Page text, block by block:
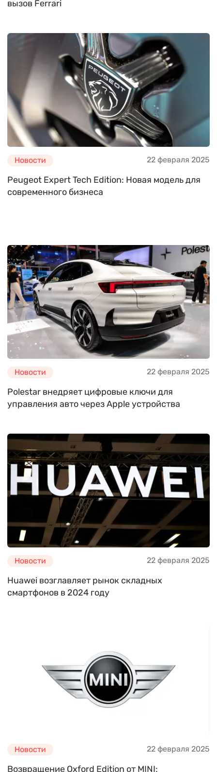
вызов Ferrari
Новости 22 февраля 2025
Peugeot Expert Tech Edition: Новая модель для
современного бизнеса
Новости 22 февраля 2025
Polestar внедряет цифровые ключи для
управления авто через Apple устройства
Новости 22 февраля 2025
Huawei возглавляет рынок складных
смартфонов в 2024 году
Новости 22 февраля 2025
Возвращение Oxford Edition от MINI: